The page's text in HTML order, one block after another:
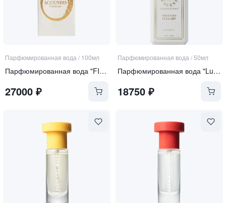
Парфюмированная вода / 100мл
Парфюмированная вода "FIORIALUX"
27000 ₽
Парфюмированная вода /50мл
Парфюмированная вода "Lullaby"
18750₽